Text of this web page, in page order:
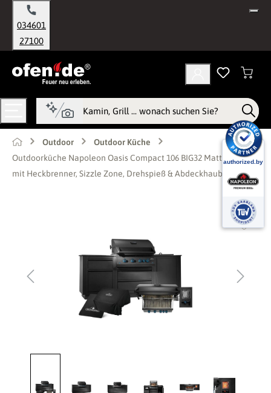
springen
034601
27100
Outdoor
Outdoor Küche
Outdoorküche Napoleon Oasis Compact 106 BIG32 Mattschwarz,
mit Heckbrenner, Sizzle Zone, Drehspieß & Abdeckhaube